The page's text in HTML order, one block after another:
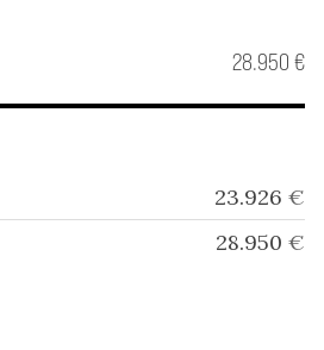
28.950 €
23.926 €
28.950 €